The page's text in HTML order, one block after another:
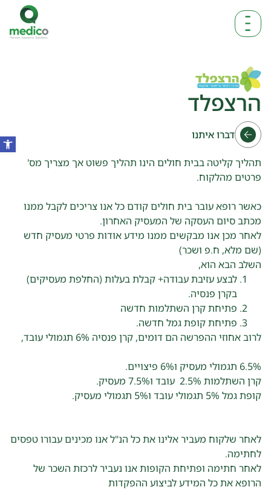
הרצפלד
דברו איתנו
תהליך קליטה בבית חולים הינו תהליך פשוט אך מצריך מס'
פרטים מהלקוח.
כאשר רופא עובר בית חולים קודם כל אנו צריכים לקבל ממנו
מכתב סיום העסקה של המעסיק האחרון.
לאחר מכן אנו מבקשים ממנו מידע אודות פרטי מעסיק חדש
(שם מלא, ח.פ ושכר)
השלב הבא הוא,
לבצע עזיבת עבודה+ קבלת בעלות (החלפת מעסיקים)
בקרן פנסיה.
פתיחת קרן השתלמות חדשה
פתיחת קופת גמל חדשה.
לרוב אחוזי ההפרשה הם דומים, קרן פנסיה 6% תגמולי עובד,
6.5% תגמולי מעסיק ו6% פיצויים.
קרן השתלמות 2.5% עובד ו7.5% מעסיק.
קופת גמל 5% תגמולי עובד ו5% תגמולי מעסיק.
לאחר שלקוח מעביר אלינו את כל הנ"ל אנו מכינים עבורו טפסים
לחתימה.
לאחר חתימה ופתיחת הקופות אנו נעביר לרכזת השכר של
הרופא את כל המידע לביצוע ההפקדות